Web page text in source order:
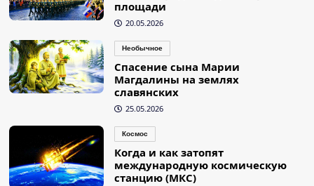
площади
20.05.2026
Необычное
Спасение сына Марии
Магдалины на землях
славянских
25.05.2026
Космос
Когда и как затопят
международную космическую
станцию (МКС)